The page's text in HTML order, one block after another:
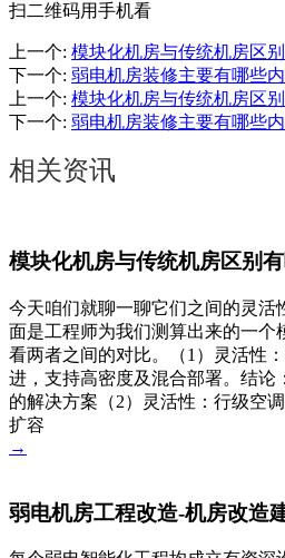
扫二维码用手机看
上一个: 模块化机房与传统机房区
下一个: 弱电机房装修主要有哪些内
上一个: 模块化机房与传统机房区
下一个: 弱电机房装修主要有哪些内
相关资讯
模块化机房与传统机房区别
今天咱们就聊一聊它们之间的灵活
面是工程师为我们测算出来的一个
看两者之间的对比。（1）灵活性
进，支持高密度及混合部署。结论
的解决方案（2）灵活性：行级空
扩容
→
弱电机房工程改造-机房改造